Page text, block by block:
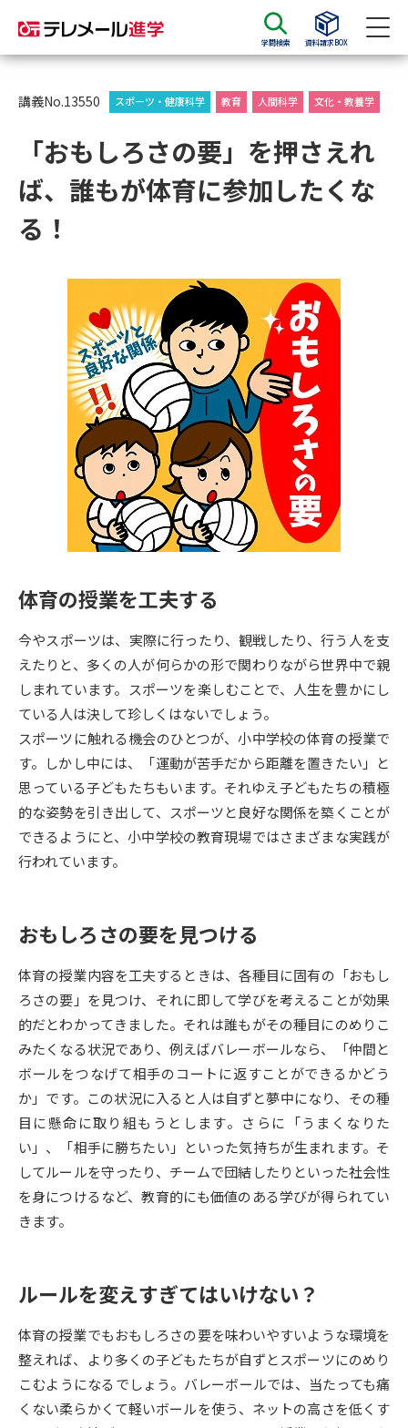
学問検索 資料請求BOX
資料請求 資料検索
大学・短大の資料種類から請求
大学・短大以外の資料から請求
専門学校の資料請求 大学院の資料請求
留学・進学関連、塾・予備校
大学入学共通テスト「受験案
内」の請求
大学入学共通テスト「受験上の
配慮案内」の請求
高等学校卒業程度認定試験
高等学校（情報）教員資格認定
大学研究 大学検索
大学で学べる内容や特徴を調べる
新増設大学・学部・学科特集
国際・グローバルに強い大学特
集
データサイエンス特集
新学年スタート号特集ページ
新学年スタート号特集ページ
SELFBRAND特集ページ
オープンキャンパスなどを調べる
オープンキャンパス検索 実施プログラムから探す
来場型・Web型イベント特集 夢ナビライブ
志望校・出願校を調べる
併願校選び 受験スケジュールを立てよう
先輩が入学を決めた理由 テレメール全国一斉進学調査
講義No.13550 スポーツ・健康科学 教育 人間科学 文化・教養学
「おもしろさの要」を押さえれ
ば、誰もが体育に参加したくな
る！
体育の授業を工夫する
今やスポーツは、実際に行ったり、観戦したり、行う人を支
えたりと、多くの人が何らかの形で関わりながら世界中で親
しまれています。スポーツを楽しむことで、人生を豊かにし
ている人は決して珍しくはないでしょう。
スポーツに触れる機会のひとつが、小中学校の体育の授業で
す。しかし中には、「運動が苦手だから距離を置きたい」と
思っている子どもたちもいます。それゆえ子どもたちの積極
的な姿勢を引き出して、スポーツと良好な関係を築くことが
できるようにと、小中学校の教育現場ではさまざまな実践が
行われています。
おもしろさの要を見つける
体育の授業内容を工夫するときは、各種目に固有の「おもし
ろさの要」を見つけ、それに即して学びを考えることが効果
的だとわかってきました。それは誰もがその種目にのめりこ
みたくなる状況であり、例えばバレーボールなら、「仲間と
ボールをつなげて相手のコートに返すことができるかどう
か」です。この状況に入ると人は自ずと夢中になり、その種
目に懸命に取り組もうとします。さらに「うまくなりた
い」、「相手に勝ちたい」といった気持ちが生まれます。そ
してルールを守ったり、チームで団結したりといった社会性
を身につけるなど、教育的にも価値のある学びが得られてい
きます。
ルールを変えすぎてはいけない？
体育の授業でもおもしろさの要を味わいやすいような環境を
整えれば、より多くの子どもたちが自ずとスポーツにのめり
こむようになるでしょう。バレーボールでは、当たっても痛
くない柔らかくて軽いボールを使う、ネットの高さを低くす